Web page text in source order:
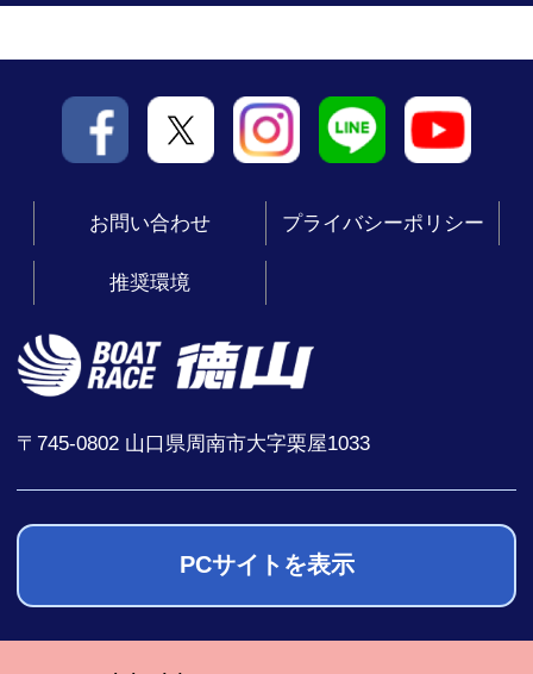
この夏もボートレース徳山にやってきます！
今年もボートレース徳山が、
暑い夏でも思いっきり楽しめる
涼しい屋内コンテンツに加えて、
夏らしさ全開のウォーターコンテンツ、
新感覚のデジタル体験、
夏休みの16日間、
家族みんなで“楽しい！”を詰め込みにきません
お問い合わせ プライバシーポリシー
推奨環境
〒745-0802 山口県周南市大字栗屋1033
PCサイトを表示